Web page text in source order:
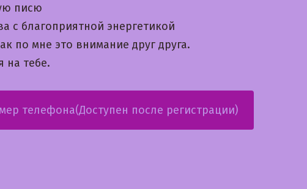
писю
с благоприятной энергетикой
по мне это внимание друг друга.
на тебе.
телефона(Доступен после регистрации)